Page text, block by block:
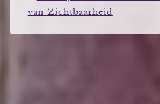
van Zichtbaarheid